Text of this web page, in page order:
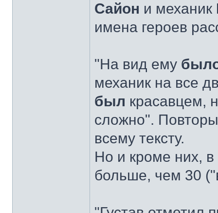
Сайон и механик
имена героев
"На вид ему
механик на все
был красавцем,
сложно".
всему тексту.
Но и кроме них, в
больше, чем 30